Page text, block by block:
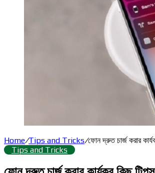
Home/Tips and Tricks/ফোন দ্রুত চার্জ করার
Tips and Tricks